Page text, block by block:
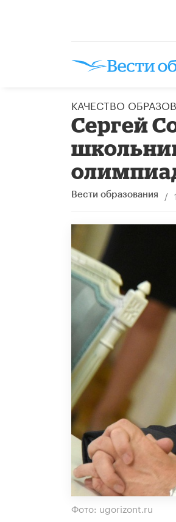
КАЧЕСТВО
Сергей
Вести образования /
Фото: ugorizont.ru